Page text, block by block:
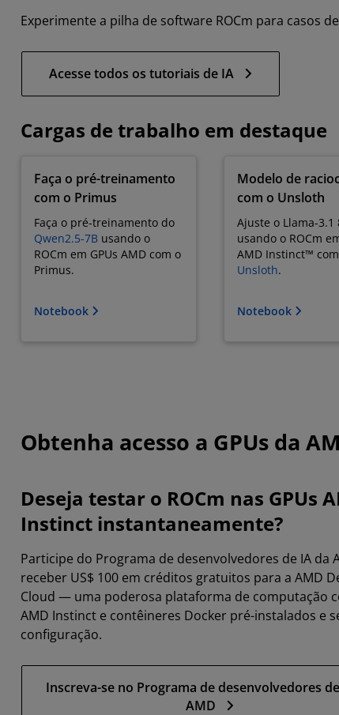
Experimente a pilha de software ROCm para casos
Acesse todos os tutoriais de IA
Cargas de trabalho em destaque
Faça o pré-treinamento
com o Primus
Faça o pré-treinamento do
Qwen2.5-7B usando o
ROCm em GPUs AMD com o
Primus.
Notebook
Modelo de
com o Unsloth
Ajuste o Llama-3.1
usando o ROCm
AMD Instinct™
Unsloth.
Notebook
Obtenha acesso a GPUs da
Deseja testar o ROCm nas GPUs
Instinct instantaneamente?
Participe do Programa de desenvolvedores de IA da
receber US$ 100 em créditos gratuitos para a AMD
Cloud — uma poderosa plataforma de computação
AMD Instinct e contêineres Docker pré-instalados e
configuração.
Inscreva-se no Programa de desenvolvedores
AMD